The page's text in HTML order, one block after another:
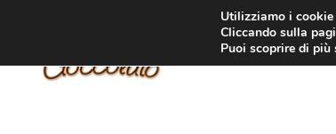
contenuto
Utilizziamo i
Cliccando sulla
Puoi scoprire di